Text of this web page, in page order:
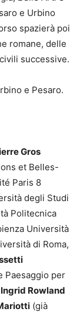
e Urbino
spazierà poi
romane, delle
successive.
e Pesaro.
Gros
et Belles-
Paris 8
degli Studi
Politecnica
Università
di Roma,
Paesaggio per
Ingrid Rowland
(già